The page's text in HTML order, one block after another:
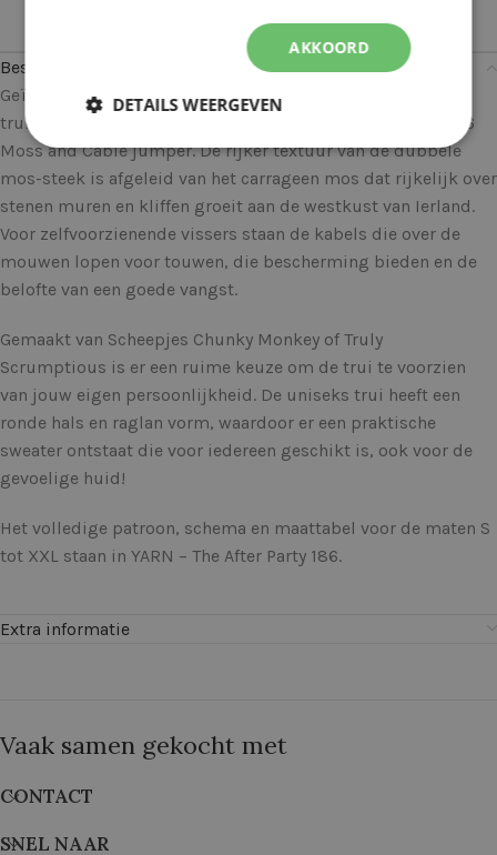
Beschrijving
Geïnspireerd door de rijke historie van de iconische Aran
truien, ontwierp Simy’s Studio de Scheepjes after party 186
Moss and Cable jumper. De rijker textuur van de dubbele
mos-steek is afgeleid van het carrageen mos dat rijkelijk over
stenen muren en kliffen groeit aan de westkust van Ierland.
Voor zelfvoorzienende vissers staan de kabels die over de
mouwen lopen voor touwen, die bescherming bieden en de
belofte van een goede vangst.
Gemaakt van Scheepjes Chunky Monkey of Truly
Scrumptious is er een ruime keuze om de trui te voorzien
van jouw eigen persoonlijkheid. De uniseks trui heeft een
ronde hals en raglan vorm, waardoor er een praktische
sweater ontstaat die voor iedereen geschikt is, ook voor de
gevoelige huid!
Het volledige patroon, schema en maattabel voor de maten S
tot XXL staan in YARN – The After Party 186.
Extra informatie
Vaak samen gekocht met
CONTACT
SNEL NAAR
AKKOORD
DETAILS WEERGEVEN